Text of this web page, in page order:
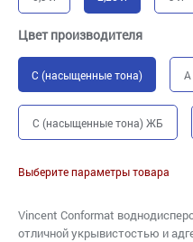
Цвет производителя
C (насыщенные тона)
C (насыщенные тона) ЖБ
Выберите параметры товара
Vincent Conformat
отличной укрывистостью и